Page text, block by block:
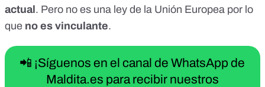
actual . Pero no es una ley de la Unión Europea por lo
que no es vinculante.
📲 ¡Síguenos en el canal de WhatsApp de
Maldita.es para recibir nuestros